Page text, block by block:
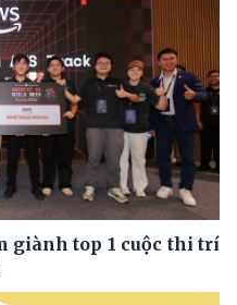
giành top 1 cuộc thi trí